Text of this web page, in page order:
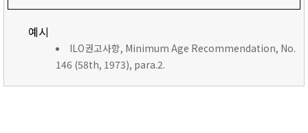
예시
ILO권고사항, Minimum Age Recommendation, No.
146 (58th, 1973), para.2.